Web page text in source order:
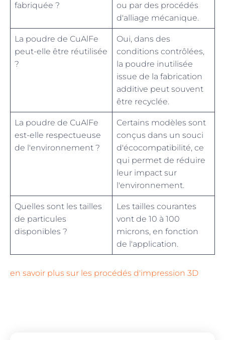
fabriquée ?
ou par des procédés
d'alliage mécanique.
La poudre de CuAlFe
peut-elle être réutilisée
?
Oui, dans des
conditions contrôlées,
la poudre inutilisée
issue de la fabrication
additive peut souvent
être recyclée.
La poudre de CuAlFe
est-elle respectueuse
de l'environnement ?
Certains modèles sont
conçus dans un souci
d'écocompatibilité, ce
qui permet de réduire
leur impact sur
l'environnement.
Quelles sont les tailles
de particules
disponibles ?
Les tailles courantes
vont de 10 à 100
microns, en fonction
de l'application.
en savoir plus sur les procédés d'impression 3D